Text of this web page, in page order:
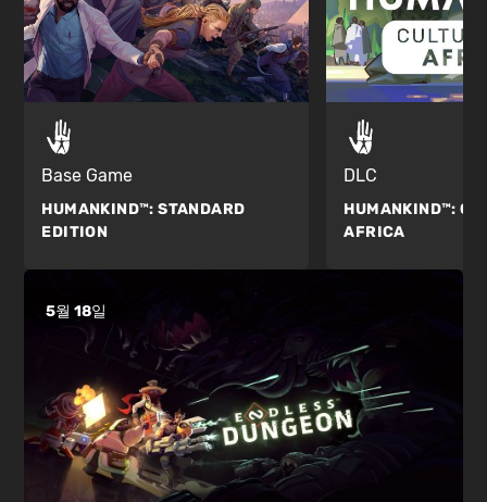
Base Game
HUMANKIND™:STANDARD
EDITION
DLC
HUMANKIND™:
AFRICA
5월 18일